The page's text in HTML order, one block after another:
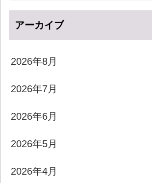
アーカイブ
2026年8月
2026年7月
2026年6月
2026年5月
2026年4月